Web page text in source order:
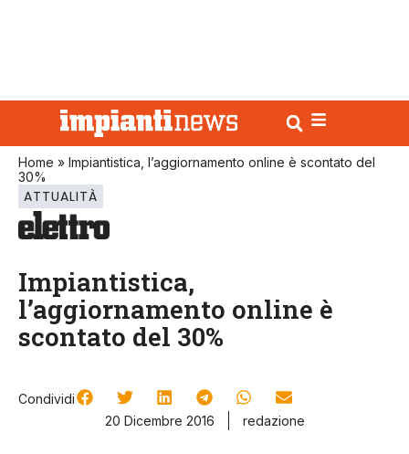
Home » Impiantistica, l’aggiornamento online è scontato del
30%
ATTUALITÀ
Impiantistica,
l’aggiornamento online è
scontato del 30%
Condividi
20 Dicembre 2016
redazione